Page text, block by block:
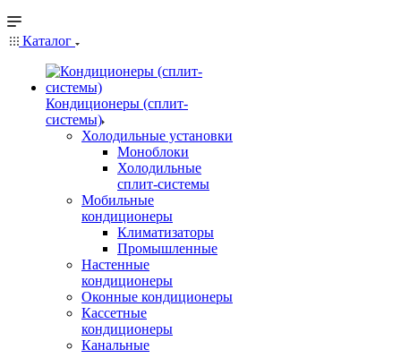
Каталог
Кондиционеры (сплит-
системы)
Холодильные установки
Моноблоки
Холодильные
сплит-системы
Мобильные
кондиционеры
Климатизаторы
Промышленные
Настенные
кондиционеры
Оконные кондиционеры
Кассетные
кондиционеры
Канальные